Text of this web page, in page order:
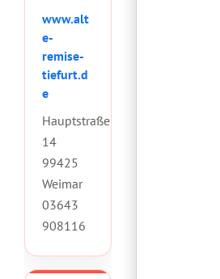
www.alt
e-
remise-
tiefurt.d
e
Hauptstraße
14
99425
Weimar
03643
908116